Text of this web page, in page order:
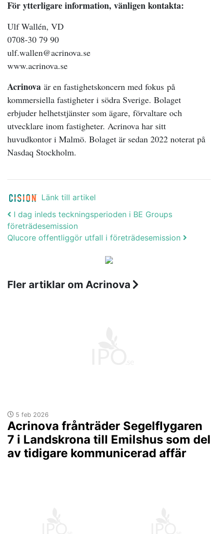
För ytterligare information, vänligen kontakta:
Ulf Wallén, VD
0708-30 79 90
ulf.wallen@acrinova.se
www.acrinova.se
Acrinova är en fastighetskoncern med fokus på
kommersiella fastigheter i södra Sverige. Bolaget
erbjuder helhetstjänster som ägare, förvaltare och
utvecklare inom fastigheter. Acrinova har sitt
huvudkontor i Malmö. Bolaget är sedan 2022 noterat på
Nasdaq Stockholm.
Länk till artikel
Post navigation
I dag inleds teckningsperioden i BE Groups
företrädesemission
Qlucore offentliggör utfall i företrädesemission
Fler artiklar om Acrinova
5 feb 2026
Acrinova frånträder Segelflygaren
7 i Landskrona till Emilshus som del
av tidigare kommunicerad affär